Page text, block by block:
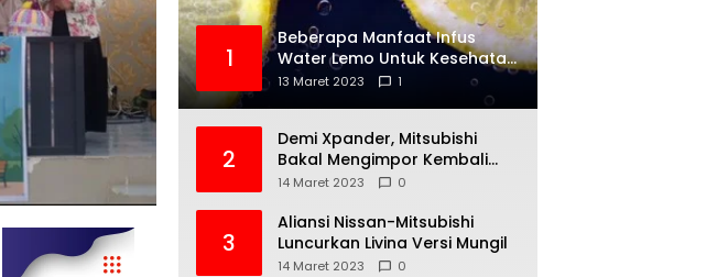
1
Beberapa Manfaat Infus
Water Lemo Untuk Kesehatan
Anda
13 Maret 2023 1
2
Demi Xpander, Mitsubishi
Bakal Mengimpor Kembali
Pajero Sport
14 Maret 2023 0
3
Aliansi Nissan-Mitsubishi
Luncurkan Livina Versi Mungil
14 Maret 2023 0